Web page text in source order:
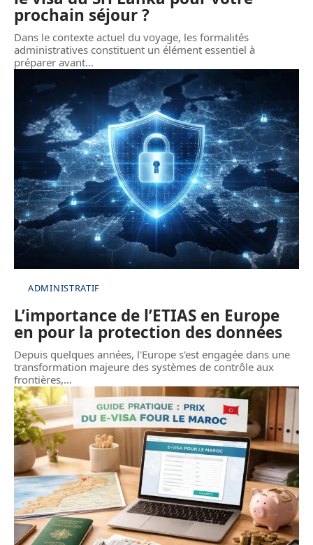
prochain séjour ?
Dans le contexte actuel du voyage, les formalités
administratives constituent un élément essentiel à
préparer avant…
ADMINISTRATIF
L’importance de l’ETIAS en Europe
en pour la protection des données
Depuis quelques années, l'Europe s'est engagée dans une
transformation majeure des systèmes de contrôle aux
frontières,…